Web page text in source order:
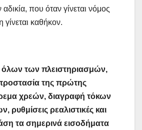
που όταν γίνεται νόμος
γίνεται καθήκον.
των πλειστηριασμών,
της πρώτης
χρεών, διαγραφή τόκων
ρυθμίσεις ρεαλιστικές και
τα σημερινά εισοδήματα